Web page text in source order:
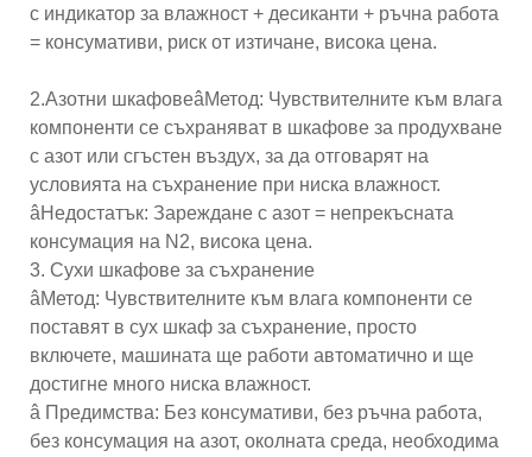
с индикатор за влажност + десиканти + ръчна работа
= консумативи, риск от изтичане, висока цена.
2.Азотни шкафовеâМетод: Чувствителните към влага
компоненти се съхраняват в шкафове за продухване
с азот или сгъстен въздух, за да отговарят на
условията на съхранение при ниска влажност.
âНедостатък: Зареждане с азот = непрекъсната
консумация на N2, висока цена.
3. Сухи шкафове за съхранение
âМетод: Чувствителните към влага компоненти се
поставят в сух шкаф за съхранение, просто
включете, машината ще работи автоматично и ще
достигне много ниска влажност.
â Предимства: Без консумативи, без ръчна работа,
без консумация на азот, околната среда, необходима